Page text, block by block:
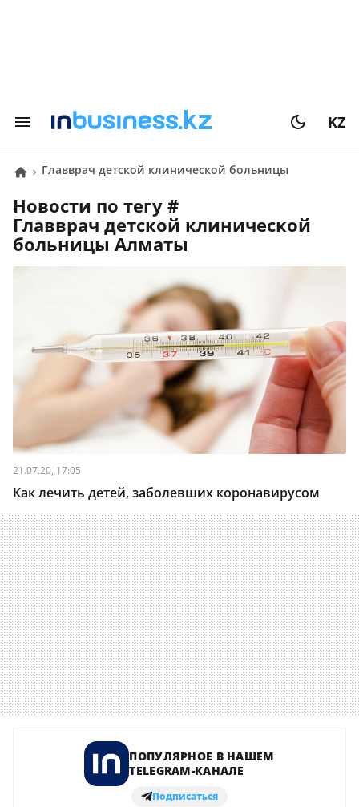
KZ
Главврач детской клинической больницы
Новости по тегу #
Главврач детской клинической
больницы Алматы
21.07.20, 17:05
Как лечить детей, заболевших коронавирусом